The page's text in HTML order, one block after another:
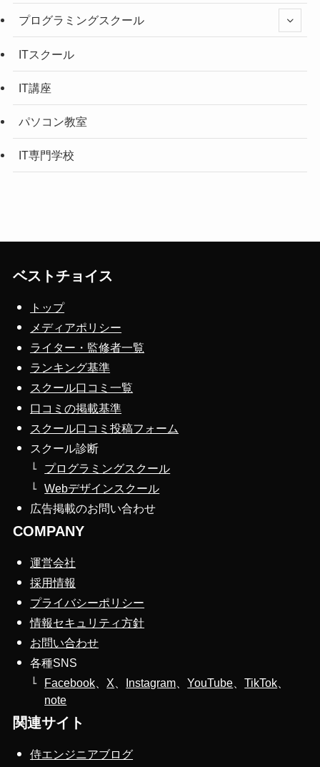
プログラミングスクール
ITスクール
IT講座
パソコン教室
IT専門学校
ベストチョイス
トップ
メディアポリシー
ライター・監修者一覧
ランキング基準
スクール口コミ一覧
口コミの掲載基準
スクール口コミ投稿フォーム
スクール診断
プログラミングスクール
Webデザインスクール
広告掲載のお問い合わせ
COMPANY
運営会社
採用情報
プライバシーポリシー
情報セキュリティ方針
お問い合わせ
各種SNS
Facebook
X Instagram 、YouTube 、TikTok
note
関連サイト
侍エンジニアブログ